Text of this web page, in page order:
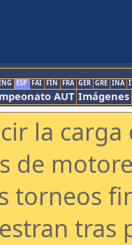
ESP FAI FIN FRA GER GRE INA
AUT Imágenes
la
de
torneos
tras